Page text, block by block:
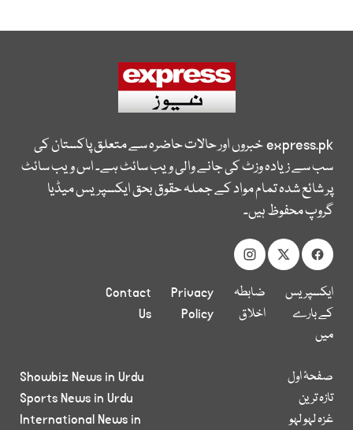
express.pkخبروں اور حالات حاضرہ سے متعلق پاکستان کی
سب سے زیادہ وزٹ کی جانے والی ویب سائٹ ہے۔ اس ویب سائٹ
پر شائع شدہ تمام مواد کے جملہ حقوق بحق ایکسپریس میڈیا
گروپ محفوظ ہیں۔
ایکسپریس
کے بارے
میں
ضابطہ
اخلاق
Privacy
Policy
Contact
Us
صفحۂ اول
تازہ ترین
غزہ لہو لہو
Showbiz News in Urdu
Sports News in Urdu
International News in